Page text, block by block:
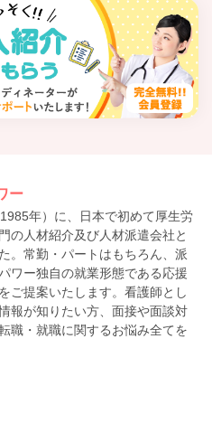
ー
年）に、日本で初めて厚生労
の人材紹介及び人材派遣会社と
。常勤・パートはもちろん、派
ワー独自の就業形態である応援
ご提案いたします。看護師とし
報が知りたい方、面接や面談対
職・就職に関するお悩み全てを